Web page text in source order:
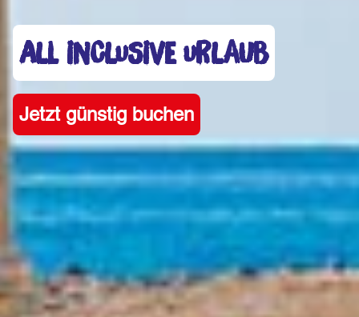
ALL INCLUSIVE URLAUB
Jetzt günstig buchen